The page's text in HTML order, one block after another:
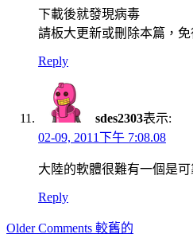
下載後就發現病毒
請板大更新或刪除本篇，
Reply
sdes2303表示:
02-09, 2011下午 7:08.08
大陸的軟體很難有一個是可
Reply
Comment
Older Comments 較舊的